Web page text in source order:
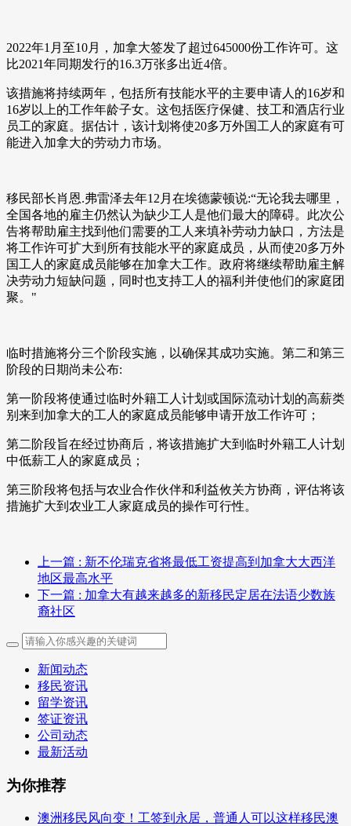
2022年1月至10月，加拿大签发了超过645000份工作许可。这
比2021年同期发行的16.3万张多出近4倍。
该措施将持续两年，包括所有技能水平的主要申请人的16岁和
16岁以上的工作年龄子女。这包括医疗保健、技工和酒店行业
员工的家庭。据估计，该计划将使20多万外国工人的家庭有可
能进入加拿大的劳动力市场。
移民部长肖恩.弗雷泽去年12月在埃德蒙顿说:“无论我去哪里，
全国各地的雇主仍然认为缺少工人是他们最大的障碍。此次公
告将帮助雇主找到他们需要的工人来填补劳动力缺口，方法是
将工作许可扩大到所有技能水平的家庭成员，从而使20多万外
国工人的家庭成员能够在加拿大工作。政府将继续帮助雇主解
决劳动力短缺问题，同时也支持工人的福利并使他们的家庭团
聚。"
临时措施将分三个阶段实施，以确保其成功实施。第二和第三
阶段的日期尚未公布:
第一阶段将使通过临时外籍工人计划或国际流动计划的高薪类
别来到加拿大的工人的家庭成员能够申请开放工作许可；
第二阶段旨在经过协商后，将该措施扩大到临时外籍工人计划
中低薪工人的家庭成员；
第三阶段将包括与农业合作伙伴和利益攸关方协商，评估将该
措施扩大到农业工人家庭成员的操作可行性。
上一篇 : 新不伦瑞克省将最低工资提高到加拿大大西洋
地区最高水平
下一篇 : 加拿大有越来越多的新移民定居在法语少数族
裔社区
新闻动态
移民资讯
留学资讯
签证资讯
公司动态
最新活动
为你推荐
澳洲移民风向变！工签到永居，普通人可以这样移民澳